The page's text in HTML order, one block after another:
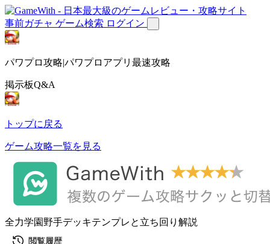
事前ガチャ ゲーム検索 ログイン
パワプロ攻略|パワプロアプリ最速攻略
掲示板Q&A
トップに戻る
ゲーム攻略一覧を見る
全力学園野手デッキテンプレと立ち回り解説